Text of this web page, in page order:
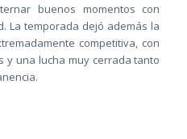
buenos momentos con
La temporada dejó además la
competitiva, con
y una lucha muy cerrada tanto